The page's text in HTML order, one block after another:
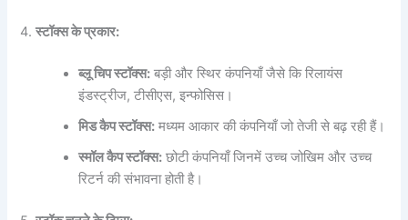
4.स्टॉक्स के प्रकार:
ब्लू चिप स्टॉक्स: बड़ी और स्थिर कंपनियाँ जैसे कि रिलायंस
इंडस्ट्रीज, टीसीएस, इन्फोसिस।
मिड कैप स्टॉक्स: मध्यम आकार की कंपनियाँ जो तेजी से बढ़ रही हैं।
स्मॉल कैप स्टॉक्स: छोटी कंपनियाँ जिनमें उच्च जोखिम और उच्च
रिटर्न की संभावना होती है।